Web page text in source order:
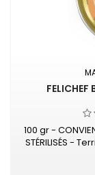
FELICHEF
100 gr -
STÉRILISÉS -
matières